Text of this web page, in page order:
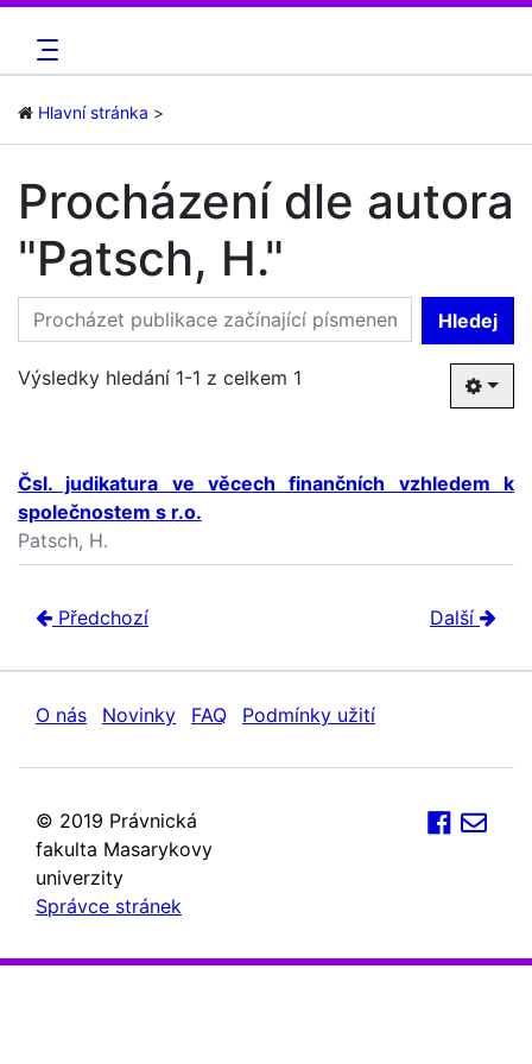
Hlavní stránka
Procházení dle autora
"Patsch, H."
Hledej
Výsledky hledání 1-1 z celkem 1
Čsl. judikatura ve věcech finančních vzhledem k
společnostem s r.o.
Patsch, H.
Předchozí Další
O nás Novinky FAQ Podmínky užití
© 2019 Právnická
fakulta Masarykovy
univerzity
Správce stránek